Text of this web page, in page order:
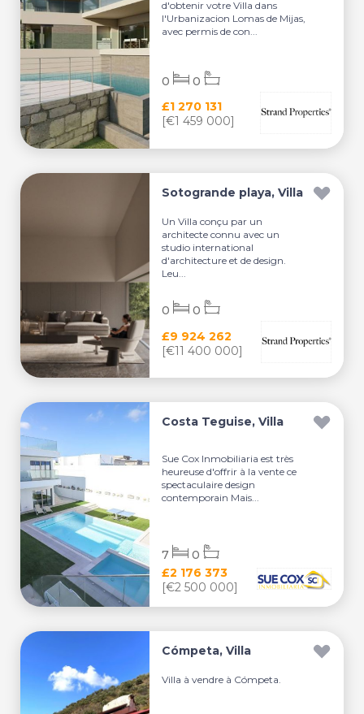
d'obtenir votre Villa dans
l'Urbanizacion Lomas de Mijas,
avec permis de con...
£1 270 131
[€1 459 000]
0 0
Sotogrande playa, Villa
Un Villa conçu par un
architecte connu avec un
studio international
d'architecture et de design.
Leu...
£9 924 262
[€11 400 000]
0 0
Costa Teguise, Villa
Sue Cox Inmobiliaria est très
heureuse d'offrir à la vente ce
spectaculaire design
contemporain Mais...
£2 176 373
[€2 500 000]
7 0
Cómpeta, Villa
Villa à vendre à Cómpeta.